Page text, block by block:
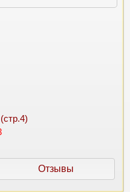
Отзывы